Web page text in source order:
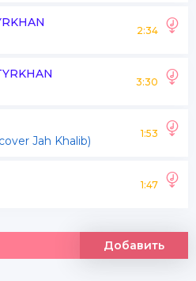
2:34
3:30
Jah Khalib)
1:53
1:47
Добавить